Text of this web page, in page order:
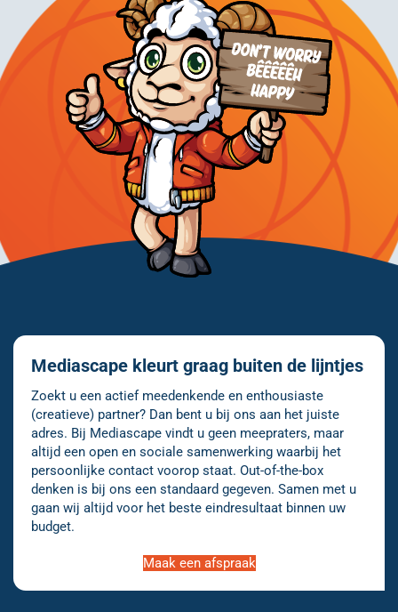
Mediascape kleurt graag buiten de lijntjes
Zoekt u een actief meedenkende en enthousiaste
(creatieve) partner? Dan bent u bij ons aan het juiste
adres. Bij Mediascape vindt u geen meepraters, maar
altijd een open en sociale samenwerking waarbij het
persoonlijke contact voorop staat. Out-of-the-box
denken is bij ons een standaard gegeven. Samen met u
gaan wij altijd voor het beste eindresultaat binnen uw
budget.
Maak een afspraak